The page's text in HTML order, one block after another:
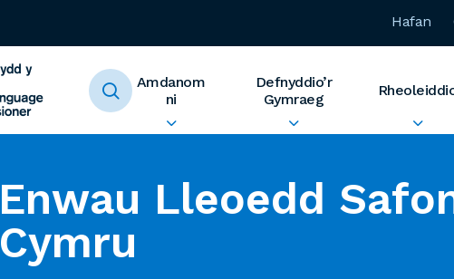
Hafan
Amdanom
ni
Defnyddio’r
Gymraeg
Enwau Lleoedd
Cymru